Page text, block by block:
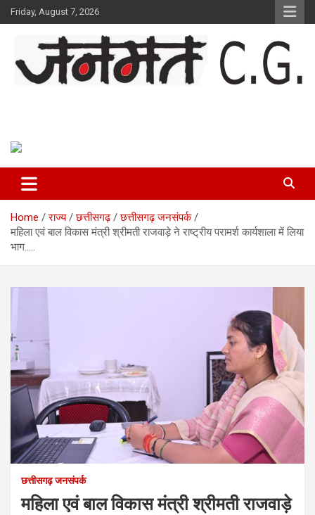
Skip
to
Friday, August 7, 2026
Home राज्य छत्तीसगढ़
छत्तीसगढ़ जनसंपर्क
महिला एवं बाल विकास मंत्री श्रीमती राजवाड़े ने राष्ट्रीय परामर्श कार्यशाला में लिया
भाग…..
छत्तीसगढ़ जनसंपर्क
महिला एवं बाल विकास मंत्री श्रीमती राजवाड़े